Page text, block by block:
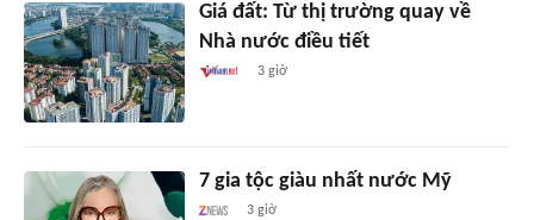
Giá đất: Từ thị trường quay về
Nhà nước điều tiết
3 giờ
7 gia tộc giàu nhất nước Mỹ
3 giờ